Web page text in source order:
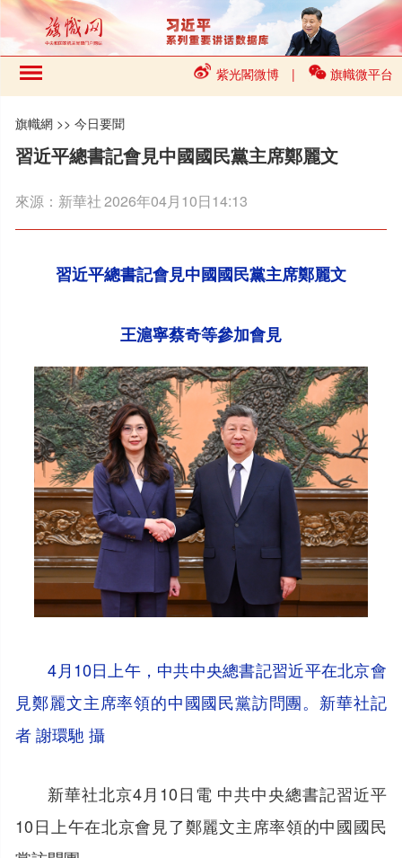
紫光閣微博 | 旗幟微平台
旗幟網 >>今日要聞
習近平總書記會見中國國民黨主席鄭麗文
來源： 新華社2026年04月10日14:13
習近平總書記會見中國國民黨主席鄭麗文
王滬寧蔡奇等參加會見
4月10日上午，中共中央總書記習近平在北京會
見鄭麗文主席率領的中國國民黨訪問團。新華社記
者 謝環馳 攝
新華社北京4月10日電 中共中央總書記習近平
10日上午在北京會見了鄭麗文主席率領的中國國民